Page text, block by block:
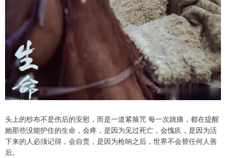
头上的纱布不是伤后的安慰，而是一道紧箍咒 每一次跳痛，都在提醒
她那些没能护住的生命，会疼，是因为见过死亡，会愧疚，是因为活
下来的人必须记得，会自责，是因为枪响之后，世界不会替任何人善
后。